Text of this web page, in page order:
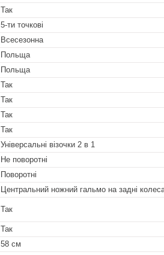
Так
5-ти точкові
Всесезонна
Польща
Польща
Так
Так
Так
Так
Універсальні візочки 2 в 1
Не поворотні
Поворотні
Центральний ножний гальмо на задні
Так
Так
58 см